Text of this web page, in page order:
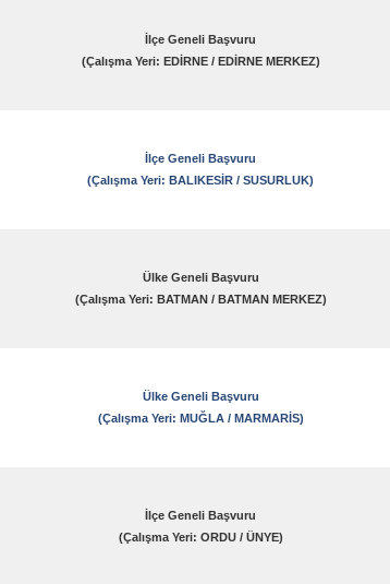
İlçe Geneli Başvuru
(Çalışma Yeri: EDİRNE / EDİRNE MERKEZ)
İlçe Geneli Başvuru
(Çalışma Yeri: BALIKESİR / SUSURLUK)
Ülke Geneli Başvuru
(Çalışma Yeri: BATMAN / BATMAN MERKEZ)
Ülke Geneli Başvuru
(Çalışma Yeri: MUĞLA / MARMARİS)
İlçe Geneli Başvuru
(Çalışma Yeri: ORDU / ÜNYE)